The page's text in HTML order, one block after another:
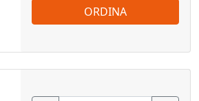
ORDINA